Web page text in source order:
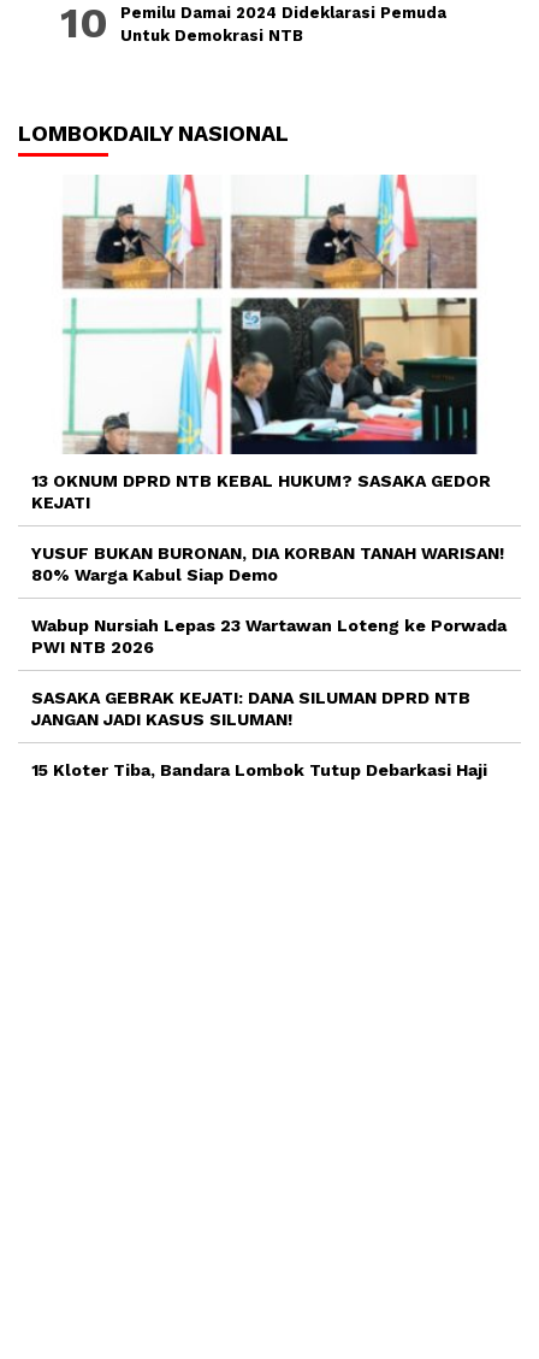
Pemilu Damai 2024 Dideklarasi Pemuda
Untuk Demokrasi NTB
LOMBOKDAILY NASIONAL
13 OKNUM DPRD NTB KEBAL HUKUM? SASAKA GEDOR
KEJATI
YUSUF BUKAN BURONAN, DIA KORBAN TANAH WARISAN!
80% Warga Kabul Siap Demo
Wabup Nursiah Lepas 23 Wartawan Loteng ke Porwada
PWI NTB 2026
SASAKA GEBRAK KEJATI: DANA SILUMAN DPRD NTB
JANGAN JADI KASUS SILUMAN!
15 Kloter Tiba, Bandara Lombok Tutup Debarkasi Haji